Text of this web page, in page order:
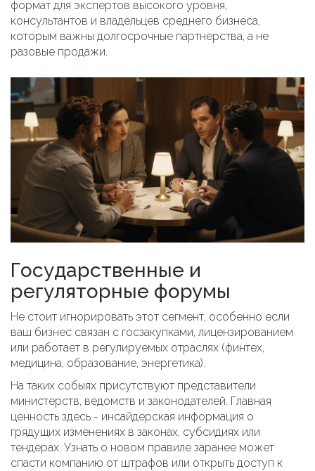
формат для экспертов высокого уровня,
консультантов и владельцев среднего бизнеса,
которым важны долгосрочные партнерства, а не
разовые продажи.
Государственные и
регуляторные форумы
Не стоит игнорировать этот сегмент, особенно если
ваш бизнес связан с госзакупками, лицензированием
или работает в регулируемых отраслях (финтех,
медицина, образование, энергетика).
На таких собыях присутствуют представители
министерств, ведомств и законодателей. Главная
ценность здесь - инсайдерская информация о
грядущих изменениях в законах, субсидиях или
тендерах. Узнать о новом правиле заранее может
спасти компанию от штрафов или открыть доступ к